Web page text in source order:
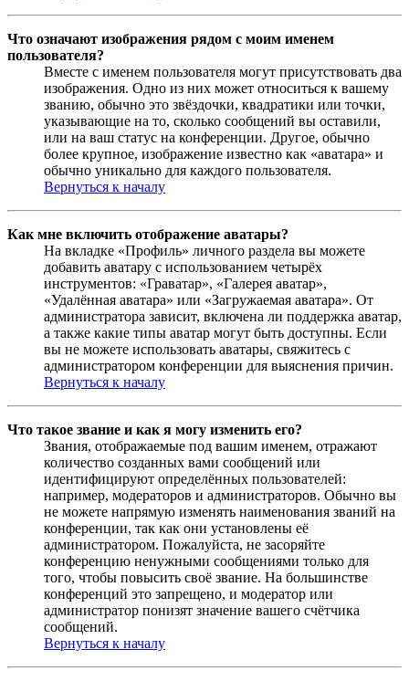
Что означают изображения рядом с моим именем
пользователя?
Вместе с именем пользователя могут присутствовать два
изображения. Одно из них может относиться к вашему
званию, обычно это звёздочки, квадратики или точки,
указывающие на то, сколько сообщений вы оставили,
или на ваш статус на конференции. Другое, обычно
более крупное, изображение известно как «аватара» и
обычно уникально для каждого пользователя.
Вернуться к началу
Как мне включить отображение аватары?
На вкладке «Профиль» личного раздела вы можете
добавить аватару с использованием четырёх
инструментов: «Граватар», «Галерея аватар»,
«Удалённая аватара» или «Загружаемая аватара». От
администратора зависит, включена ли поддержка аватар,
а также какие типы аватар могут быть доступны. Если
вы не можете использовать аватары, свяжитесь с
администратором конференции для выяснения причин.
Вернуться к началу
Что такое звание и как я могу изменить его?
Звания, отображаемые под вашим именем, отражают
количество созданных вами сообщений или
идентифицируют определённых пользователей:
например, модераторов и администраторов. Обычно вы
не можете напрямую изменять наименования званий на
конференции, так как они установлены её
администратором. Пожалуйста, не засоряйте
конференцию ненужными сообщениями только для
того, чтобы повысить своё звание. На большинстве
конференций это запрещено, и модератор или
администратор понизят значение вашего счётчика
сообщений.
Вернуться к началу